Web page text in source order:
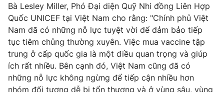
Bà Lesley Miller, Phó Đại diện Quỹ Nhi đồng Liên Hợp
Quốc UNICEF tại Việt Nam cho rằng: "Chính phủ Việt
Nam đã có những nỗ lực tuyệt vời để đảm bảo tiếp
tục tiêm chủng thường xuyên. Việc mua vaccine tập
trung ở cấp quốc gia là một điều quan trọng và giúp
ích rất nhiều. Bên cạnh đó, Việt Nam cũng đã có
những nỗ lực không ngừng để tiếp cận nhiều hơn
nhóm đối tượng dễ bị tổn thương và ở vùng sâu, vùng